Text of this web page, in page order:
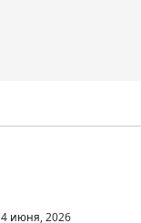
июня, 2026